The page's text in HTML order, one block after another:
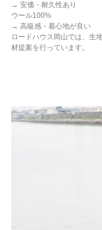
→ 安価・耐久性あり
ウール100%
→ 高級感・着心地が良い
ロードハウス岡山では、生
材提案を行っています。